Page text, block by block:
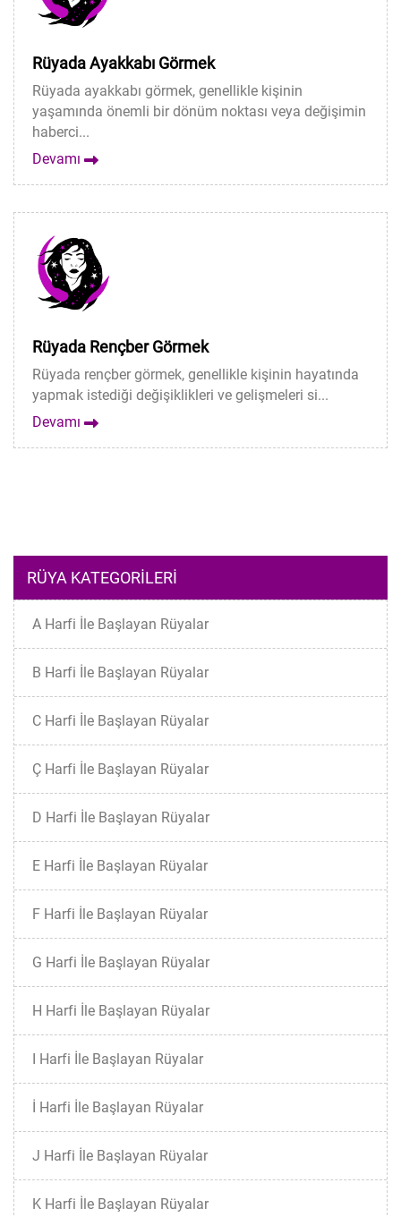
Rüyada Ayakkabı Görmek
Rüyada ayakkabı görmek, genellikle kişinin
yaşamında önemli bir dönüm noktası veya değişimin
haberci...
Devamı
Rüyada Rençber Görmek
Rüyada rençber görmek, genellikle kişinin hayatında
yapmak istediği değişiklikleri ve gelişmeleri si...
Devamı
RÜYA KATEGORILERI
A Harfi İle Başlayan Rüyalar
B Harfi İle Başlayan Rüyalar
C Harfi İle Başlayan Rüyalar
Ç Harfi İle Başlayan Rüyalar
D Harfi İle Başlayan Rüyalar
E Harfi İle Başlayan Rüyalar
F Harfi İle Başlayan Rüyalar
G Harfi İle Başlayan Rüyalar
H Harfi İle Başlayan Rüyalar
I Harfi İle Başlayan Rüyalar
İ Harfi İle Başlayan Rüyalar
J Harfi İle Başlayan Rüyalar
K Harfi İle Başlayan Rüyalar